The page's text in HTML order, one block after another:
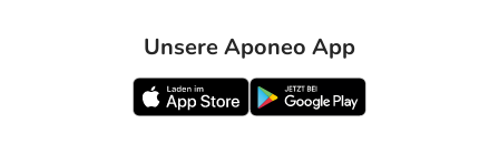
Unsere Aponeo App